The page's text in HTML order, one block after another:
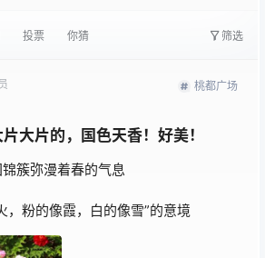
投票 你猜 筛选
桃都广场
大片的，国色天香！好美！
簇弥漫着春的气息
，粉的像霞，白的像雪”的意境